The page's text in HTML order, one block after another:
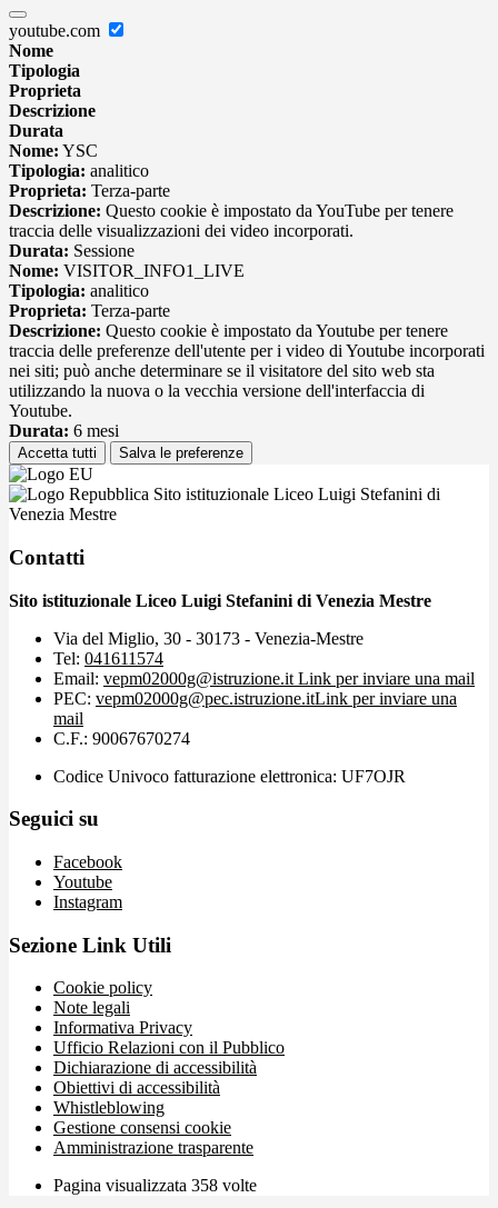
youtube.com
Nome
Tipologia
Proprieta
Descrizione
Durata
Nome: YSC
Tipologia: analitico
Proprieta: Terza-parte
Descrizione: Questo cookie è impostato da YouTube per tenere
traccia delle visualizzazioni dei video incorporati.
Durata: Sessione
Nome: VISITOR_INFO1_LIVE
Tipologia: analitico
Proprieta: Terza-parte
Descrizione: Questo cookie è impostato da Youtube per tenere
traccia delle preferenze dell'utente per i video di Youtube incorporati
nei siti; può anche determinare se il visitatore del sito web sta
utilizzando la nuova o la vecchia versione dell'interfaccia di
Youtube.
Durata: 6 mesi
Accetta tutti Salva le preferenze
Sito istituzionale Liceo Luigi Stefanini di
Venezia Mestre
Contatti
Sito istituzionale Liceo Luigi Stefanini di Venezia Mestre
Via del Miglio, 30 - 30173 - Venezia-Mestre
Tel: 041611574
Email: vepm02000g@istruzione.it Link per inviare una mail
PEC: vepm02000g@pec.istruzione.itLink per inviare una
mail
C.F.: 90067670274
Codice Univoco fatturazione elettronica: UF7OJR
Seguici su
Facebook
Youtube
Instagram
Sezione Link Utili
Cookie policy
Note legali
Informativa Privacy
Ufficio Relazioni con il Pubblico
Dichiarazione di accessibilità
Obiettivi di accessibilità
Whistleblowing
Gestione consensi cookie
Amministrazione trasparente
Pagina visualizzata 358 volte